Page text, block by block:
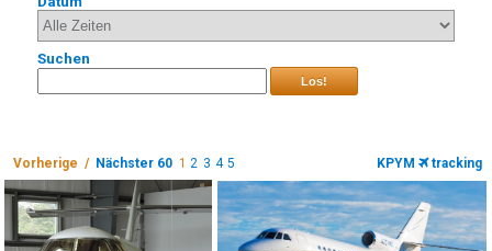
Suchen
Los!
Vorherige / Nächster 60 1 2 3 4 5 KPYM tracking